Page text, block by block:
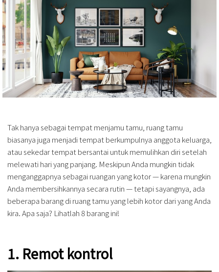
Tak hanya sebagai tempat menjamu tamu, ruang tamu
biasanya juga menjadi tempat berkumpulnya anggota keluarga,
atau sekedar tempat bersantai untuk memulihkan diri setelah
melewati hari yang panjang. Meskipun Anda mungkin tidak
menganggapnya sebagai ruangan yang kotor — karena mungkin
Anda membersihkannya secara rutin — tetapi sayangnya, ada
beberapa barang di ruang tamu yang lebih kotor dari yang Anda
kira. Apa saja? Lihatlah 8 barang ini!
1. Remot kontrol